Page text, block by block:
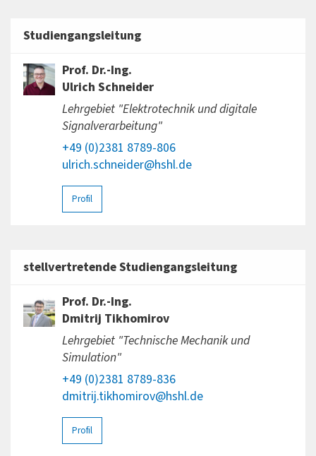
Studiengangsleitung
Prof. Dr.-Ing.
Ulrich Schneider
Lehrgebiet "Elektrotechnik und digitale
Signalverarbeitung"
+49 (0)2381 8789-806
ulrich.schneider@hshl.de
Profil
stellvertretende Studiengangsleitung
Prof. Dr.-Ing.
Dmitrij Tikhomirov
Lehrgebiet "Technische Mechanik und
Simulation"
+49 (0)2381 8789-836
dmitrij.tikhomirov@hshl.de
Profil